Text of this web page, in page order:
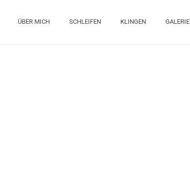
ÜBER MICH SCHLEIFEN KLINGEN GALERIE